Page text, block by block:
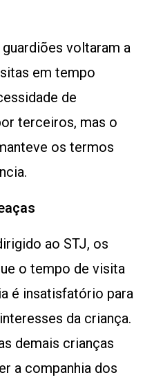
voltaram a
em tempo
de
terceiros, mas o
os termos
ao STJ, os
o tempo de visita
é insatisfatório para
da criança.
demais crianças
a companhia dos